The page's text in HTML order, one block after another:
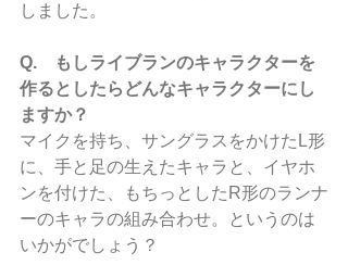
しました。
Q.　もしライブランのキャラクターを
作るとしたらどんなキャラクターにし
ますか？
マイクを持ち、サングラスをかけたL形
に、手と足の生えたキャラと、イヤホ
ンを付けた、もちっとしたR形のランナ
ーのキャラの組み合わせ。というのは
いかがでしょう？